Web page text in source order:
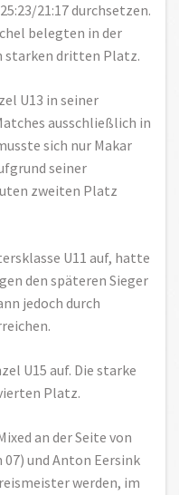
21:17 durchsetzen.
belegten in der
starken dritten Platz.
U13 in seiner
ausschließlich in
sich nur Makar
seiner
zweiten Platz
U11 auf, hatte
den späteren Sieger
jedoch durch
U15 auf. Die starke
Platz.
an der Seite von
07) und Anton Eersink
werden, im